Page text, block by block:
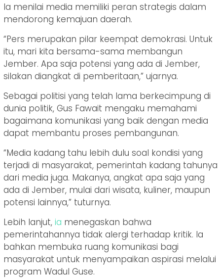
Ia menilai media memiliki peran strategis dalam
mendorong kemajuan daerah.
“Pers merupakan pilar keempat demokrasi. Untuk
itu, mari kita bersama-sama membangun
Jember. Apa saja potensi yang ada di Jember,
silakan diangkat di pemberitaan,” ujarnya.
Sebagai politisi yang telah lama berkecimpung di
dunia politik, Gus Fawait mengaku memahami
bagaimana komunikasi yang baik dengan media
dapat membantu proses pembangunan.
“Media kadang tahu lebih dulu soal kondisi yang
terjadi di masyarakat, pemerintah kadang tahunya
dari media juga. Makanya, angkat apa saja yang
ada di Jember, mulai dari wisata, kuliner, maupun
potensi lainnya,” tuturnya.
Lebih lanjut, ia menegaskan bahwa
pemerintahannya tidak alergi terhadap kritik. Ia
bahkan membuka ruang komunikasi bagi
masyarakat untuk menyampaikan aspirasi melalui
program Wadul Guse.